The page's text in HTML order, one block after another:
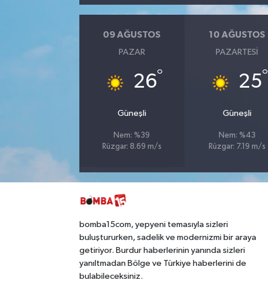
09 AĞUSTOS
PAZAR
26°
Güneşli
Nem: %39
Rüzgar: 8.69 m/s
10 AĞUSTOS
PAZARTESI
25°
Güneşli
Nem: %43
Rüzgar: 7.19 m/s
bomba15com, yepyeni temasıyla sizleri
buluştururken, sadelik ve modernizmi bir araya
getiriyor. Burdur haberlerinin yanında sizleri
yanıltmadan Bölge ve Türkiye haberlerini de
bulabileceksiniz.